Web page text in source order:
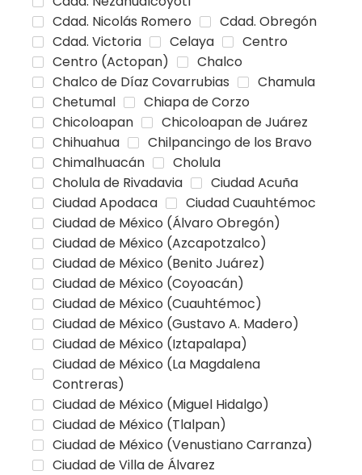
Cdad. Nicolás Romero
Cdad. Obregón
Cdad. Victoria
Celaya
Centro
Centro (Actopan)
Chalco
Chalco de Díaz Covarrubias
Chamula
Chetumal
Chiapa de Corzo
Chicoloapan
Chicoloapan de Juárez
Chihuahua
Chilpancingo de los Bravo
Chimalhuacán
Cholula
Cholula de Rivadavia
Ciudad Acuña
Ciudad Apodaca
Ciudad Cuauhtémoc
Ciudad de México (Álvaro Obregón)
Ciudad de México (Azcapotzalco)
Ciudad de México (Benito Juárez)
Ciudad de México (Coyoacán)
Ciudad de México (Cuauhtémoc)
Ciudad de México (Gustavo A. Madero)
Ciudad de México (Iztapalapa)
Ciudad de México (La Magdalena
Contreras)
Ciudad de México (Miguel Hidalgo)
Ciudad de México (Tlalpan)
Ciudad de México (Venustiano Carranza)
Ciudad de Villa de Álvarez